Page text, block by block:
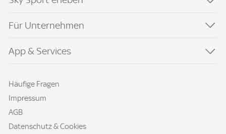
Für Unternehmen
App & Services
Häufige Fragen
Impressum
AGB
Datenschutz & Cookies